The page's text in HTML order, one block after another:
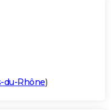
du-Rhône)